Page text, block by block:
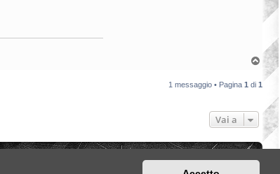
o
1 messaggio • Pagina 1 di 1
Vai a